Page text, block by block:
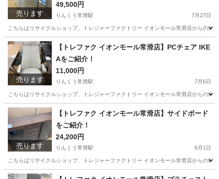
売ります
49,500円
りんくう常滑駅 7月27日
こちらはリサイクルショップ、トレジャーファクトリー イオンモール常滑店からの
愛知 常滑市 りんくう常滑駅 キッチン家電 トレファク
売ります
【トレファク イオンモール常滑店】PCチェア IKE
Aをご紹介！
11,000円
りんくう常滑駅 7月6日
こちらはリサイクルショップ、トレジャーファクトリー イオンモール常滑店からの出
愛知 常滑市 りんくう常滑駅 トレファク
売ります
【トレファク イオンモール常滑店】サイドボード
をご紹介！
24,200円
りんくう常滑駅 6月1日
こちらはリサイクルショップ、トレジャーファクトリー イオンモール常滑店からの
愛知 常滑市 りんくう常滑駅 トレファク